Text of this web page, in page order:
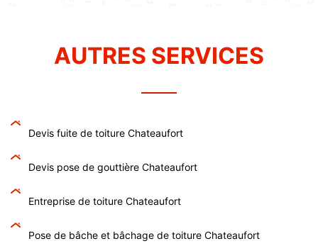
AUTRES SERVICES
Devis fuite de toiture Chateaufort
Devis pose de gouttière Chateaufort
Entreprise de toiture Chateaufort
Pose de bâche et bâchage de toiture Chateaufort